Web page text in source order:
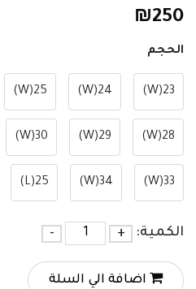
₪250
الحجم
23(W)
24(W)
25(W)
28(W)
29(W)
30(W)
33(W)
34(W)
25(L)
الكمية: +
-
اضافة الي السلة